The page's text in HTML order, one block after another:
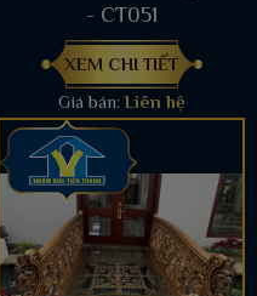
- CT051
XEM CHI TIẾT
Giá bán: Liên hệ